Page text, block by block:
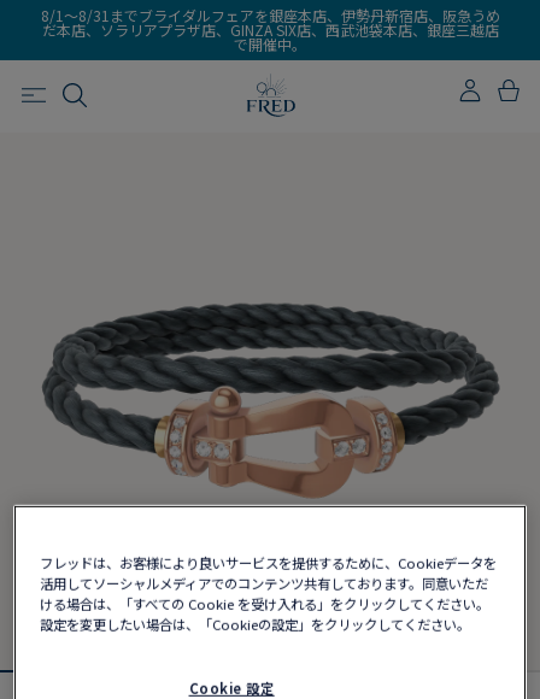
8/1～8/31までブライダルフェアを銀座本店、伊勢丹新宿店、阪急うめ
だ本店、ソラリアプラザ店、GINZA SIX店、西武池袋本店、銀座三越店
で開催中。
フレッドは、お客様により良いサービスを提供するために、Cookieデータを
活用してソーシャルメディアでのコンテンツ共有しております。同意いただ
ける場合は、「すべての Cookie を受け入れる」をクリックしてください。
設定を変更したい場合は、「Cookieの設定」をクリックしてください。
Cookie 設定